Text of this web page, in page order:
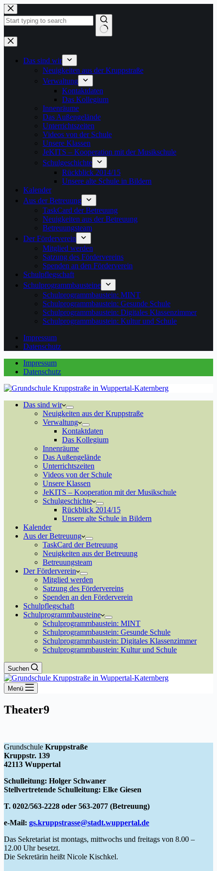
Zum
Inhalt
springen
Keine
Ergebnisse
Das sind wir
Neuigkeiten aus der Kruppstraße
Verwaltung
Kontaktdaten
Das Kollegium
Innenräume
Das Außengelände
Unterrichtszeiten
Videos von der Schule
Unsere Klassen
JeKITS – Kooperation mit der Musikschule
Schulgeschichte
Rückblick 2014/15
Unsere alte Schule in Bildern
Kalender
Aus der Betreuung
TaskCard der Betreuung
Neuigkeiten aus der Betreuung
Betreuungsteam
Der Förderverein
Mitglied werden
Satzung des Fördervereins
Spenden an den Förderverein
Schulpflegschaft
Schulprogrammbausteine
Schulprogrammbaustein: MINT
Schulprogrammbaustein: Gesunde Schule
Schulprogrammbaustein: Digitales Klassenzimmer
Schulprogrammbaustein: Kultur und Schule
Impressum
Datenschutz
Impressum
Datenschutz
Das sind wir
Neuigkeiten aus der Kruppstraße
Verwaltung
Kontaktdaten
Das Kollegium
Innenräume
Das Außengelände
Unterrichtszeiten
Videos von der Schule
Unsere Klassen
JeKITS – Kooperation mit der Musikschule
Schulgeschichte
Rückblick 2014/15
Unsere alte Schule in Bildern
Kalender
Aus der Betreuung
TaskCard der Betreuung
Neuigkeiten aus der Betreuung
Betreuungsteam
Der Förderverein
Mitglied werden
Satzung des Fördervereins
Spenden an den Förderverein
Schulpflegschaft
Schulprogrammbausteine
Schulprogrammbaustein: MINT
Schulprogrammbaustein: Gesunde Schule
Schulprogrammbaustein: Digitales Klassenzimmer
Schulprogrammbaustein: Kultur und Schule
Suchen
Menü
Theater9
Grundschule Kruppstraße
Kruppstr. 139
42113 Wuppertal
Schulleitung: Holger Schwaner
Stellvertretende Schulleitung: Elke Giesen
T. 0202/563-2228 oder 563-2077 (Betreuung)
e-Mail: gs.kruppstrasse@stadt.wuppertal.de
Das Sekretariat ist montags, mittwochs und freitags von 8.00 –
12.00 Uhr besetzt.
Die Sekretärin heißt Nicole Kischkel.